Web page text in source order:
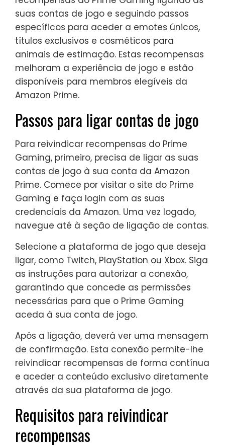
suas contas de jogo e seguindo passos
específicos para aceder a emotes únicos,
títulos exclusivos e cosméticos para
animais de estimação. Estas recompensas
melhoram a experiência de jogo e estão
disponíveis para membros elegíveis da
Amazon Prime.
Passos para ligar contas de jogo
Para reivindicar recompensas do Prime
Gaming, primeiro, precisa de ligar as suas
contas de jogo à sua conta da Amazon
Prime. Comece por visitar o site do Prime
Gaming e faça login com as suas
credenciais da Amazon. Uma vez logado,
navegue até à seção de ligação de contas.
Selecione a plataforma de jogo que deseja
ligar, como Twitch, PlayStation ou Xbox. Siga
as instruções para autorizar a conexão,
garantindo que concede as permissões
necessárias para que o Prime Gaming
aceda à sua conta de jogo.
Após a ligação, deverá ver uma mensagem
de confirmação. Esta conexão permite-lhe
reivindicar recompensas de forma contínua
e aceder a conteúdo exclusivo diretamente
através da sua plataforma de jogo.
Requisitos para reivindicar
recompensas